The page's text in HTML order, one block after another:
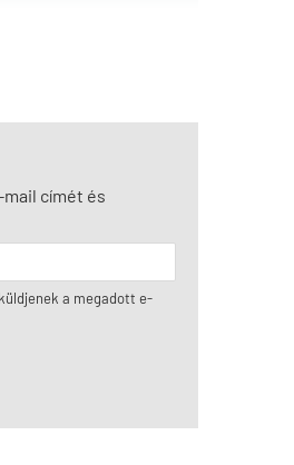
címét és
a megadott e-